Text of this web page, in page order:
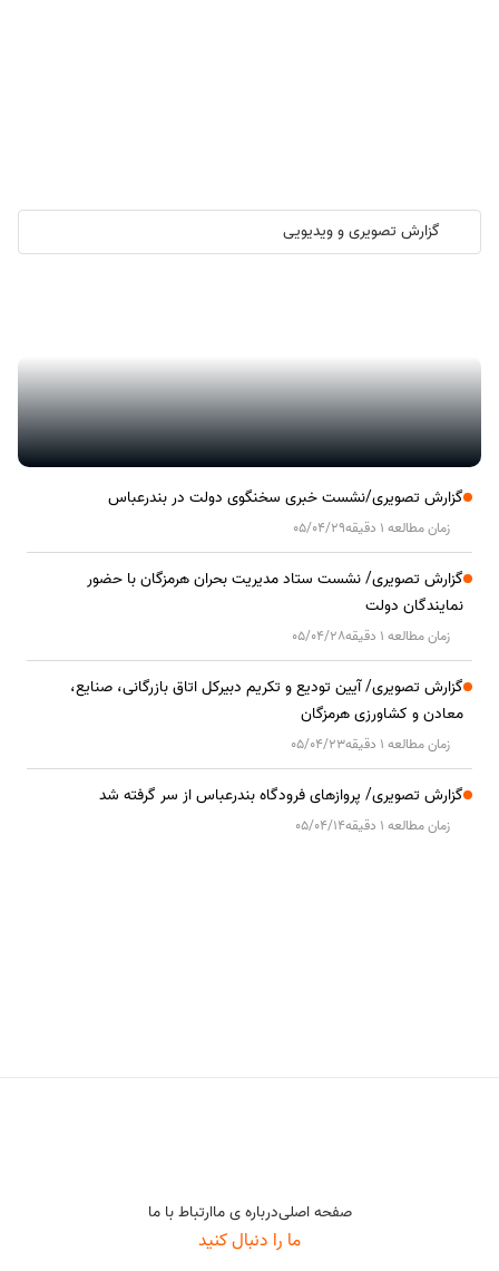
گزارش تصویری و ویدیویی
گزارش تصویری/نشست خبری سخنگوی دولت در بندرعباس
زمان مطالعه 1 دقیقه 05/04/29
گزارش تصویری/ نشست ستاد مدیریت بحران هرمزگان با حضور
نمایندگان دولت
زمان مطالعه 1 دقیقه 05/04/28
گزارش تصویری/ آیین تودیع و تکریم دبیرکل اتاق بازرگانی، صنایع،
معادن و کشاورزی هرمزگان
زمان مطالعه 1 دقیقه 05/04/23
گزارش تصویری/ پروازهای فرودگاه بندرعباس از سر گرفته شد
زمان مطالعه 1 دقیقه 05/04/14
صفحه اصلیدرباره ی ماارتباط با ما
ما را دنبال کنید